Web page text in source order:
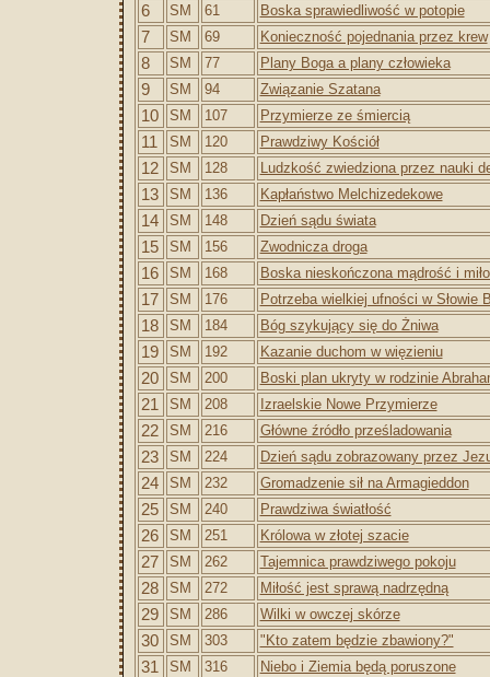
6 SM 61 Boska sprawiedliwość w potopie
7 SM 69 Konieczność pojednania przez krew
8 SM 77 Plany Boga a plany człowieka
9 SM 94 Związanie Szatana
10 SM 107 Przymierze ze śmiercią
11 SM 120 Prawdziwy Kościół
12 SM 128 Ludzkość zwiedziona przez nauki
13 SM 136 Kapłaństwo Melchizedekowe
14 SM 148 Dzień sądu świata
15 SM 156 Zwodnicza droga
16 SM 168 Boska nieskończona mądrość i
17 SM 176 Potrzeba wielkiej ufności w Słowie
18 SM 184 Bóg szykujący się do Żniwa
19 SM 192 Kazanie duchom w więzieniu
20 SM 200 Boski plan ukryty w rodzinie
21 SM 208 Izraelskie Nowe Przymierze
22 SM 216 Główne źródło prześladowania
23 SM 224 Dzień sądu zobrazowany przez
24 SM 232 Gromadzenie sił na Armagieddon
25 SM 240 Prawdziwa światłość
26 SM 251 Królowa w złotej szacie
27 SM 262 Tajemnica prawdziwego pokoju
28 SM 272 Miłość jest sprawą nadrzędną
29 SM 286 Wilki w owczej skórze
30 SM 303 "Kto zatem będzie zbawiony?"
31 SM 316 Niebo i Ziemia będą poruszone